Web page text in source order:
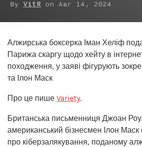
By VitR on Авг 14, 2024
Алжирська боксерка Іман Хеліф
Парижа скаргу щодо хейту в
походження, у заяві фігурують
та Ілон Маск
Про це пише Variety.
Британська письменниця Джоан
американський бізнесмен Ілон Маск
про кіберзалякування, поданому